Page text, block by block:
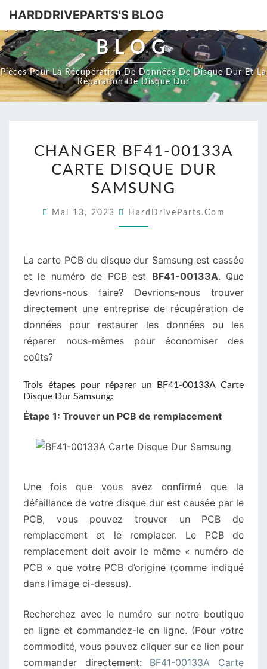
HARDDRIVEPARTS'S BLOG
BLOG
Pièces Pour La Récupération De Données De Disque Dur Et La
Réparation De Disque Dur
BF41-
00133A
CARTE
DUR
CHANGER BF41-00133A
CARTE DISQUE DUR
SAMSUNG
Mai 13, 2023 HardDriveParts.com
La carte PCB du disque dur Samsung est cassée
et le numéro de PCB est BF41-00133A. Que
devrions-nous faire? Devrions-nous trouver
directement une entreprise de récupération de
données pour restaurer les données ou les
réparer nous-mêmes pour économiser des
coûts?
Trois étapes pour réparer un BF41-00133A Carte
Disque Dur Samsung:
Étape 1: Trouver un PCB de remplacement
Une fois que vous avez confirmé que la
défaillance de votre disque dur est causée par le
PCB, vous pouvez trouver un PCB de
remplacement et le remplacer. Le PCB de
remplacement doit avoir le même « numéro de
PCB » que votre PCB d’origine (comme indiqué
dans l’image ci-dessus).
Recherchez avec le numéro sur notre boutique
en ligne et commandez-le en ligne. (Pour votre
commodité, vous pouvez cliquer sur ce lien pour
commander directement: BF41-00133A Carte